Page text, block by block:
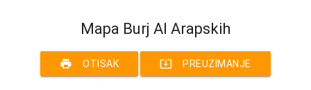
Mapa Burj Al Arapskih
print OTISAK system_update_alt PREUZIMANJE